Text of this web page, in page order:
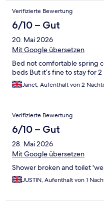
Verifizierte Bewertung
6/10 – Gut
20. Mai 2026
Mit Google übersetzen
Bed not comfortable spring
beds But it’s fine to stay for
Janet, Aufenthalt von 2
Verifizierte Bewertung
6/10 – Gut
28. Mai 2026
Mit Google übersetzen
Shower broken and toilet
JUSTIN, Aufenthalt von 1